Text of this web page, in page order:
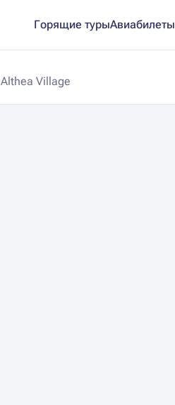
Горящие турыАвиабилеты
Althea Village